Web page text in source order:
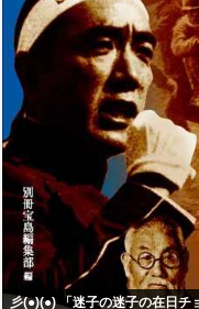
彡(●)(●) 「迷子の迷子の在日チ